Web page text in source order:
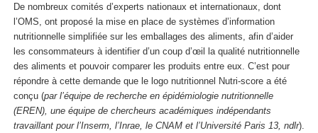
De nombreux comités d’experts nationaux et internationaux, dont
l’OMS, ont proposé la mise en place de systèmes d’information
nutritionnelle simplifiée sur les emballages des aliments, afin d’aider
les consommateurs à identifier d’un coup d’œil la qualité nutritionnelle
des aliments et pouvoir comparer les produits entre eux. C’est pour
répondre à cette demande que le logo nutritionnel Nutri-score a été
conçu (par l’équipe de recherche en épidémiologie nutritionnelle
(EREN), une équipe de chercheurs académiques indépendants
travaillant pour l’Inserm, l’Inrae, le CNAM et l’Université Paris 13, ndlr).